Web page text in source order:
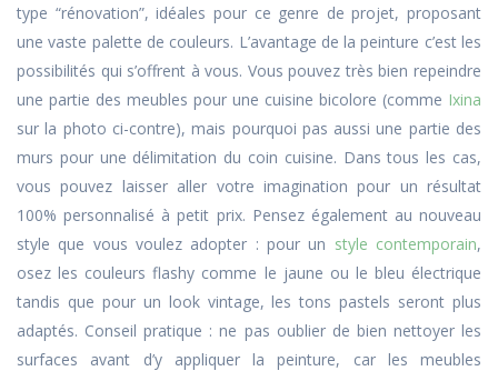
type “rénovation”, idéales pour ce genre de projet, proposant
une vaste palette de couleurs. L’avantage de la peinture c’est les
possibilités qui s’offrent à vous. Vous pouvez très bien repeindre
une partie des meubles pour une cuisine bicolore (comme Ixina
sur la photo ci-contre), mais pourquoi pas aussi une partie des
murs pour une délimitation du coin cuisine. Dans tous les cas,
vous pouvez laisser aller votre imagination pour un résultat
100% personnalisé à petit prix. Pensez également au nouveau
style que vous voulez adopter : pour un style contemporain,
osez les couleurs flashy comme le jaune ou le bleu électrique
tandis que pour un look vintage, les tons pastels seront plus
adaptés. Conseil pratique : ne pas oublier de bien nettoyer les
surfaces avant d’y appliquer la peinture, car les meubles